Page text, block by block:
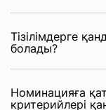
Тізілімдерге
болады?
Номинацияға
критерийлері